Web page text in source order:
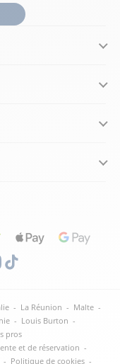
- La Réunion - Malte -
- Louis Burton -
pros
et de réservation -
- Politique de cookies -